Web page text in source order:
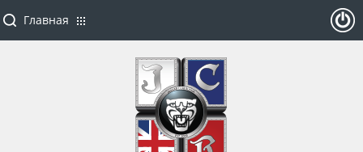
Главная